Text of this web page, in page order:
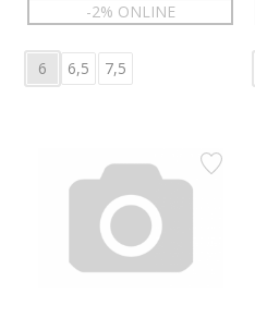
-2% ONLINE
6 6,5 7,5